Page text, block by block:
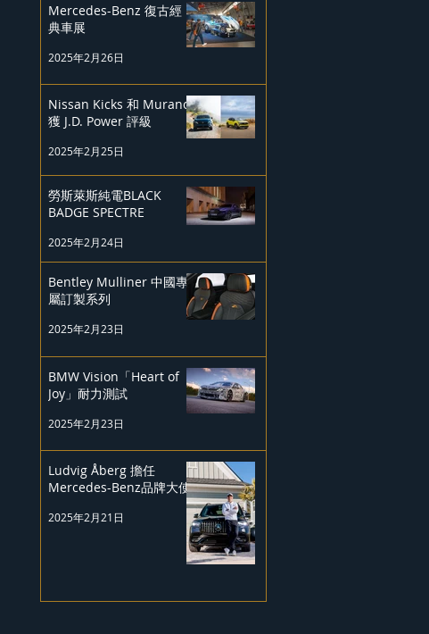
Mercedes-Benz 復古經
典車展
2025年2月26日
Nissan Kicks 和 Murano
獲 J.D. Power 評級
2025年2月25日
勞斯萊斯純電BLACK
BADGE SPECTRE
2025年2月24日
Bentley Mulliner 中國專
屬訂製系列
2025年2月23日
BMW Vision「Heart of
Joy」耐力測試
2025年2月23日
Ludvig Åberg 擔任
Mercedes-Benz品牌大使
2025年2月21日